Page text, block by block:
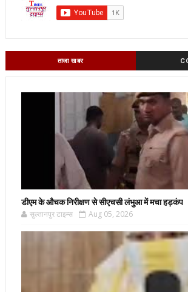
ताजा खबर
डीएम के औचक निरीक्षण से सीएचसी लंभुआ में मचा हड़कंप
सुल्तानपुर टाइम्स Aug 05, 2026